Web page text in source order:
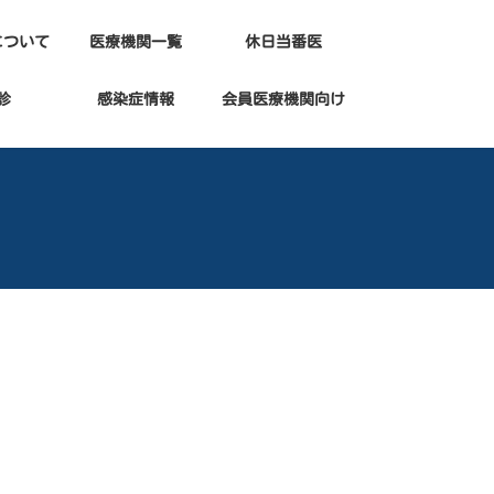
ついて 医療機関一覧 休日当番医
感染症情報 会員医療機関向け